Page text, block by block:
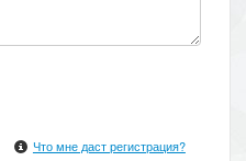
Что мне даст регистрация?